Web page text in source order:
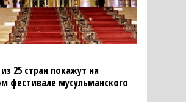
25 стран покажут на
фестивале мусульманского